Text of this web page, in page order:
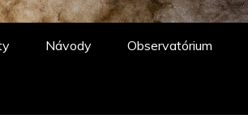
Návody Observatórium